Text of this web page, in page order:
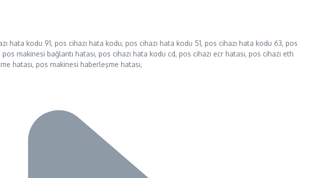
hata kodu 91, pos cihazı hata kodu, pos cihazı hata kodu 51, pos cihazı hata kodu 63, pos
makinesi bağlantı hatası, pos cihazı hata kodu cd, pos cihazı ecr hatası, pos cihazı eth
hatası, pos makinesi haberleşme hatası,